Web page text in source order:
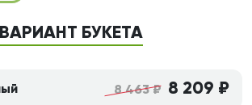
ВАРИАНТ БУКЕТА
8 463 ₽ 8 209 ₽